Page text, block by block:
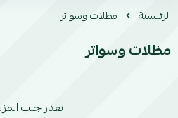
الرئيسية مظلات وسواتر
مظلات وسواتر
تعذر جلب